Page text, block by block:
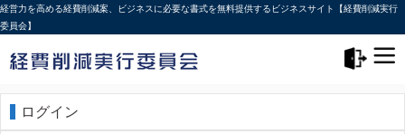
経営力を高める経費削減案、ビジネスに必要な書式を無料提供するビジネスサイト【経費削減実行
委員会】
ログイン